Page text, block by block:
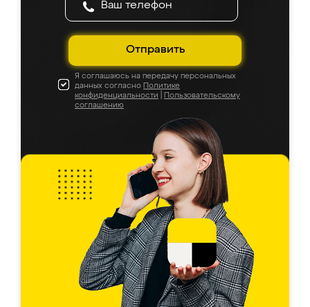
Отправить
Я соглашаюсь на передачу персональных
данных согласно Политике
конфиденциальности
Пользовательскому
соглашению